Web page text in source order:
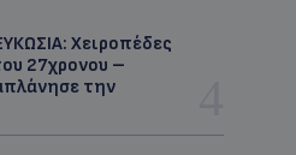
Χειροπέδες
27χρονου –
την